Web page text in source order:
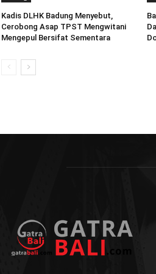
Kadis DLHK Badung Menyebut,
Cerobong Asap TPST Mengwitani
Mengepul Bersifat Sementara